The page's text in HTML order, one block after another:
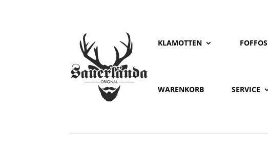
KLAMOTTEN FOFFOS
WARENKORB SERVICE